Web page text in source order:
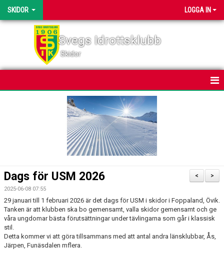
SKIDOR LOGGA IN
Svegs Idrottsklubb
Skidor
DOKUMENT
SVEGSSKIDAN
KONTAKT
TÄVLINGAR
>
<
Dags för USM 2026
2025-06-08 07:55
29 januari till 1 februari 2026 är det dags för USM i skidor i Foppaland, Övik.
Tanken är att klubben ska bo gemensamt, valla skidor gemensamt och ge
våra ungdomar bästa förutsättningar under tävlingarna som går i klassisk
stil.
Detta kommer vi att göra tillsammans med att antal andra länsklubbar, Ås,
Järpen, Funäsdalen mflera.